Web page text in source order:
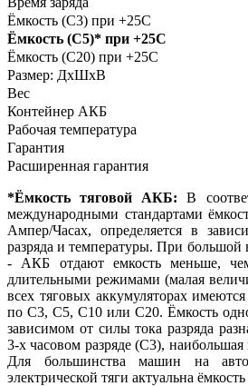
Ёмкость (С3) при +25С
Ёмкость (С5)* при +25С
Ёмкость (С20) при +25С
Размер: ДхШхВ
Вес
Контейнер АКБ
Рабочая температура
Гарантия
Расширенная гарантия
*Ёмкость тяговой АКБ:В
международными стандартами
Ампер/Часах, определяется в
разряда и температуры. При большой
- АКБ отдают емкость меньше,
длительными режимами (малая
всех тяговых аккумуляторах
по С3, С5, С10 или С20. Ёмкость
зависимом от силы тока разряда
3-х часовом разряде (С3),
Для большинства машин на
электрической тяги актуальна